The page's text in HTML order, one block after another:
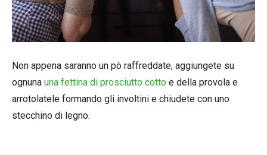
Non appena saranno un pò raffreddate, aggiungete su
ognuna una fettina di prosciutto cotto e della provola e
arrotolatele formando gli involtini e chiudete con uno
stecchino di legno.